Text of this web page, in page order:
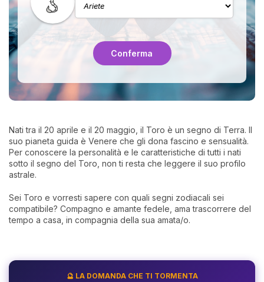
Conferma
Nati tra il 20 aprile e il 20 maggio, il Toro è un segno di Terra. Il
suo pianeta guida è Venere che gli dona fascino e sensualità.
Per conoscere la personalità e le caratteristiche di tutti i nati
sotto il segno del Toro, non ti resta che leggere il suo profilo
astrale.
Sei Toro e vorresti sapere con quali segni zodiacali sei
compatibile? Compagno e amante fedele, ama trascorrere del
tempo a casa, in compagnia della sua amata/o.
🔮 LA DOMANDA CHE TI TORMENTA